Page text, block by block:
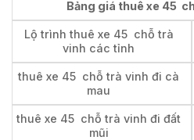
Bảng giá thuê xe 45
Lộ trình thuê xe 45 chỗ trà
vinh các tỉnh
thuê xe 45 chỗ trà vinh đi cà
mau
thuê xe 45 chỗ trà vinh đi đất
mũi